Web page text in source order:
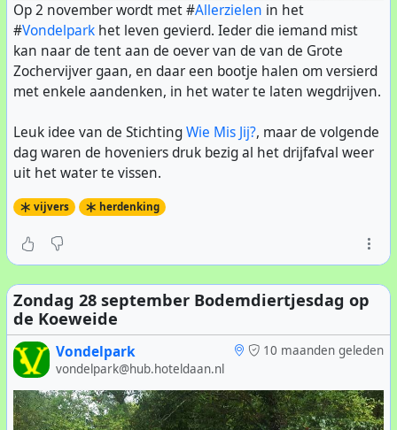
Op 2 november wordt met #Allerzielen in het
#Vondelpark het leven gevierd. Ieder die iemand mist
kan naar de tent aan de oever van de van de Grote
Zochervijver gaan, en daar een bootje halen om versierd
met enkele aandenken, in het water te laten wegdrijven.
Leuk idee van de StichtingWie Mis Jij?, maar de volgende
dag waren de hoveniers druk bezig al het drijfafval weer
uit het water te vissen.
vijvers herdenking
Zondag 28 september Bodemdiertjesdag op
de Koeweide
10 maanden geleden
Vondelpark
vondelpark@hub.hoteldaan.nl